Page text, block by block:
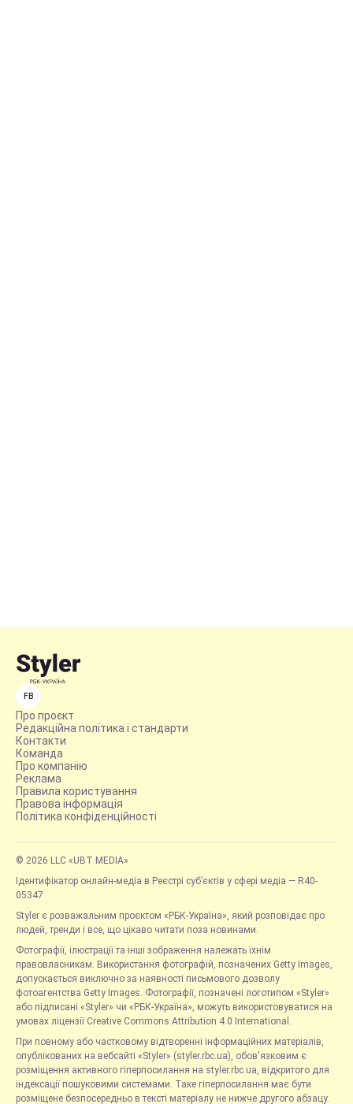
FB
Про проєкт
Редакційна політика і стандарти
Контакти
Команда
Про компанію
Реклама
Правила користування
Правова інформація
Політика конфіденційності
© 2026 LLC «UBT MEDIA»
Ідентифікатор онлайн-медіа в Реєстрі суб’єктів у сфері медіа — R40-
05347
Styler є розважальним проєктом «РБК-Україна», який розповідає про
людей, тренди і все, що цікаво читати поза новинами.
Фотографії, ілюстрації та інші зображення належать їхнім
правовласникам. Використання фотографій, позначених Getty Images,
допускається виключно за наявності письмового дозволу
фотоагентства Getty Images. Фотографії, позначені логотипом «Styler»
або підписані «Styler» чи «РБК-Україна», можуть використовуватися на
умовах ліцензії Creative Commons Attribution 4.0 International.
При повному або частковому відтворенні інформаційних матеріалів,
опублікованих на вебсайті «Styler» (styler.rbc.ua), обов'язковим є
розміщення активного гіперпосилання на styler.rbc.ua, відкритого для
індексації пошуковими системами. Таке гіперпосилання має бути
розміщене безпосередньо в тексті матеріалу не нижче другого абзацу.